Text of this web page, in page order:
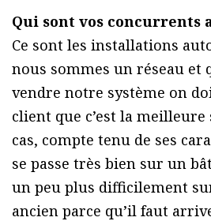
Qui sont vos concurrents
Ce sont les installations
nous sommes un réseau et
vendre notre système on
client que c’est la meilleure
cas, compte tenu de ses
se passe très bien sur un
un peu plus difficilement
ancien parce qu’il faut